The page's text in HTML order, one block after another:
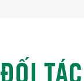
ĐỐI